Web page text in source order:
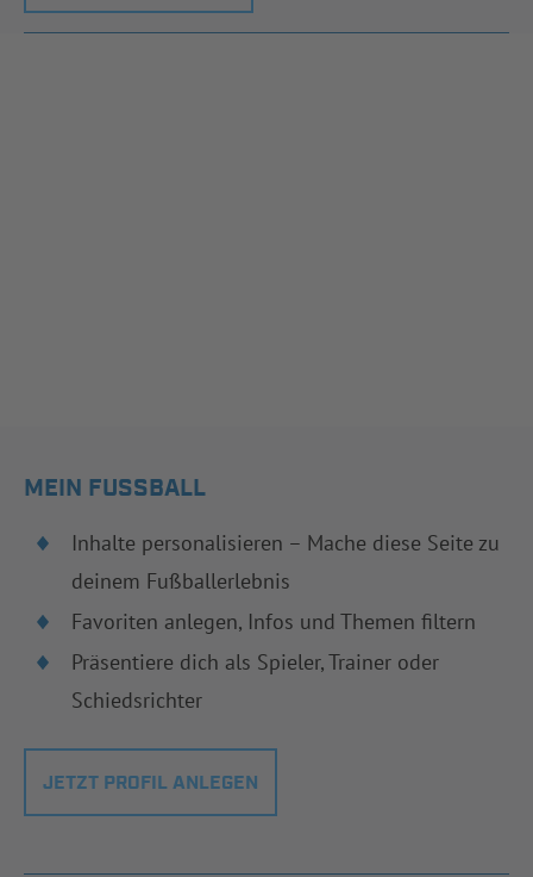
MEIN FUSSBALL
Inhalte personalisieren – Mache diese Seite zu
deinem Fußballerlebnis
Favoriten anlegen, Infos und Themen filtern
Präsentiere dich als Spieler, Trainer oder
Schiedsrichter
JETZT PROFIL ANLEGEN